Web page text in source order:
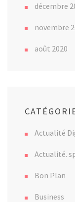
décembre
novembre
août 2020
Actualité
Actualité.
Bon Plan
Business